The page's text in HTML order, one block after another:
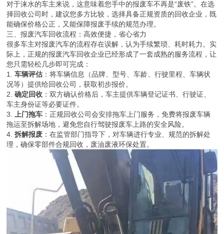
对于涞水的车主来说，这意味着您手中的报废车不再是“废铁”。在选
择回收公司时，建议您多方比较，选择具备正规资质的回收企业，既
能确保价格公正，又能保障报废手续的规范办理。
三、报废汽车回收流程：高效便捷，省心省力
很多车主对报废汽车的流程存在误解，认为手续繁琐、耗时耗力。实
际上，正规的报废汽车回收企业已经形成了一套成熟的服务流程，让
您只需轻松几步即可完成：
1.车辆评估 ：将车辆信息（品牌、型号、车龄、行驶里程、车辆状
况等）提供给回收公司，获取初步报价。
2.确定回收 ：双方确认价格后，车主提供车辆登记证书、行驶证、
车主身份证等必要证件。
3.
上门拖车 ：正规回收公司会安排拖车上门服务，免费将报废车辆
拖运至拆解场地，避免您自行驾驶报废车上路的安全风险。
4.拆解报废 ：在监管部门指导下，对车辆进行专业、规范的拆解处
理，确保零部件合规回收，废油废液环保处置。